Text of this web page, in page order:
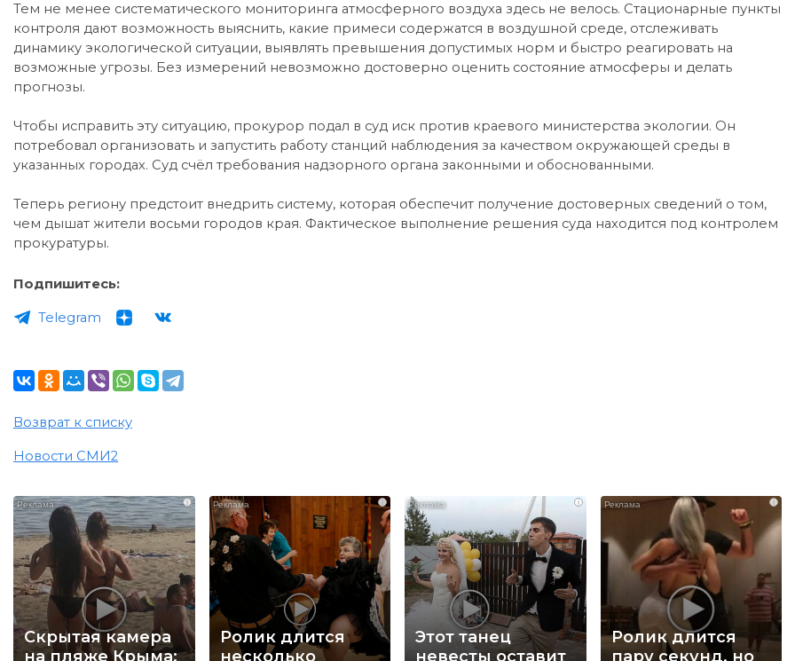
Тем не менее систематического мониторинга атмосферного воздуха здесь не велось. Стационарные пункты
контроля дают возможность выяснить, какие примеси содержатся в воздушной среде, отслеживать
динамику экологической ситуации, выявлять превышения допустимых норм и быстро реагировать на
возможные угрозы. Без измерений невозможно достоверно оценить состояние атмосферы и делать
прогнозы.
Чтобы исправить эту ситуацию, прокурор подал в суд иск против краевого министерства экологии. Он
потребовал организовать и запустить работу станций наблюдения за качеством окружающей среды в
указанных городах. Суд счёл требования надзорного органа законными и обоснованными.
Теперь региону предстоит внедрить систему, которая обеспечит получение достоверных сведений о том,
чем дышат жители восьми городов края. Фактическое выполнение решения суда находится под контролем
прокуратуры.
Подпишитесь:
Telegram
Возврат к списку
Новости СМИ2
i
Скрытая камера
на пляже Крыма:
i
Ролик длится
несколько
i
Этот танец
невесты оставит
i
Ролик длится
пару секунд, но